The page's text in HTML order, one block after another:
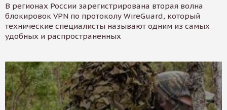
В регионах России зарегистрирована вторая волна
блокировок VPN по протоколу WireGuard, который
технические специалисты называют одним из самых
удобных и распространенных